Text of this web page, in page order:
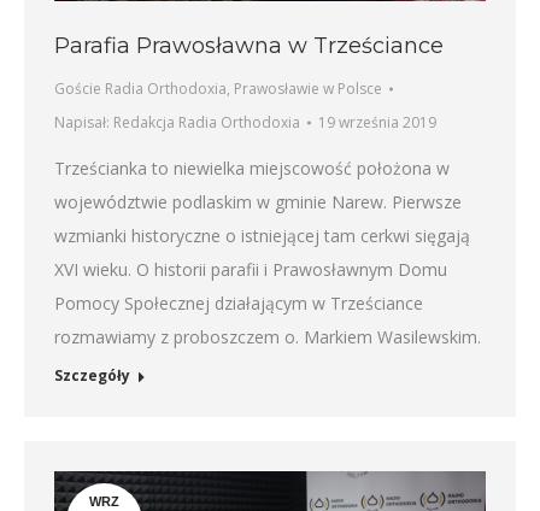
Parafia Prawosławna w Trześciance
Goście Radia Orthodoxia, Prawosławie w Polsce
Napisał: Redakcja Radia Orthodoxia 19 września 2019
Trześcianka to niewielka miejscowość położona w
województwie podlaskim w gminie Narew. Pierwsze
wzmianki historyczne o istniejącej tam cerkwi sięgają
XVI wieku. O historii parafii i Prawosławnym Domu
Pomocy Społecznej działającym w Trześciance
rozmawiamy z proboszczem o. Markiem Wasilewskim.
Szczegóły
WRZ